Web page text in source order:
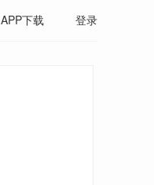
APP下载 登录